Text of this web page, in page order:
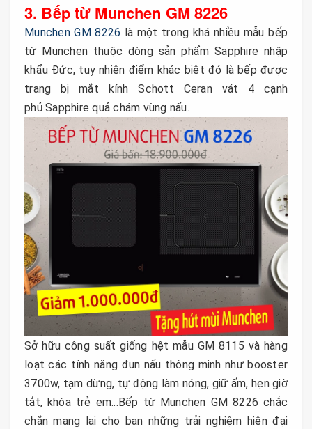
3. Bếp từ Munchen GM 8226
Munchen GM 8226 là một trong khá nhiều mẫu bếp
từ Munchen thuộc dòng sản phẩm Sapphire nhập
khẩu Đức, tuy nhiên điểm khác biệt đó là bếp được
trang bị mắt kính Schott Ceran vát 4 cạnh
phủ Sapphire quả chám vùng nấu.
Sở hữu công suất giống hệt mẫu GM 8115 và hàng
loạt các tính năng đun nấu thông minh như booster
3700w, tạm dừng, tự động làm nóng, giữ ấm, hẹn giờ
tắt, khóa trẻ em...Bếp từ Munchen GM 8226 chắc
chắn mang lại cho bạn những trải nghiệm hiện đại